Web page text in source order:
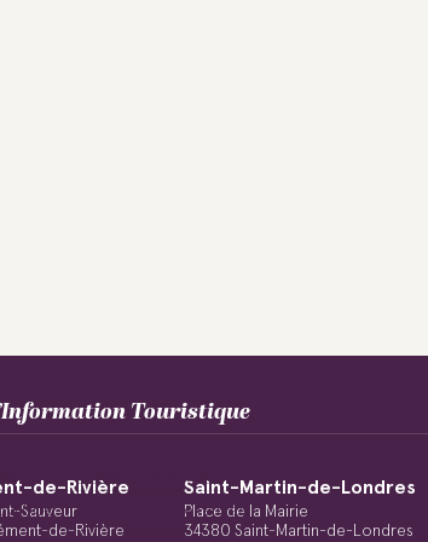
Toute l'année
Touristique
de-Rivière
Sauveur
de-Rivière
Saint-Martin-de-Londres
Place de la Mairie
34380 Saint-Martin-de-Londres